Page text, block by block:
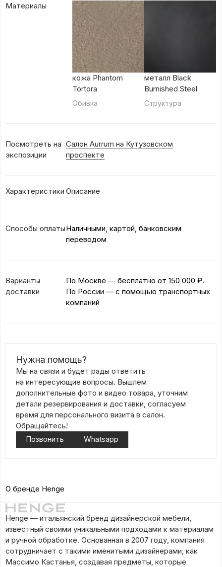
Материалы
кожа Phantom
Tortora
Обивка
металл Black
Burnished Steel
Структура
Посмотреть на
экспозиции
Салон Aurrum на Кутузовском
проспекте
Характеристики Описание
Способы оплатыНаличными, картой, банковским
переводом
Варианты
доставки
По Москве — бесплатно от 150 000 ₽.
По России — с помощью транспортных
компаний
Нужна помощь?
Мы на связи и будет рады ответить
на интересующие вопросы. Вышлем
дополнительные фото и видео товара, уточним
детали резервирования и доставки, согласуем
время для персонального визита в салон.
Обращайтесь!
Позвонить
Whatsapp
О бренде Henge
Henge — итальянский бренд дизайнерской мебели,
известный своими уникальными подходами к материалам
и ручной обработке. Основанная в 2007 году, компания
сотрудничает с такими именитыми дизайнерами, как
Массимо Кастанья, создавая предметы, которые